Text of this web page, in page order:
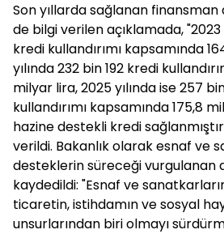
Son yıllarda sağlanan
de bilgi verilen açıklamada, "2023
kredi kullandırımı kapsamında
yılında 232 bin 192 kredi
milyar lira, 2025 yılında ise 257
kullandırımı kapsamında 175,8
hazine destekli kredi
verildi. Bakanlık olarak esnaf ve
desteklerin süreceği vurgulanan
kaydedildi: "Esnaf ve
ticaretin, istihdamın ve sosyal
unsurlarından biri olmayı